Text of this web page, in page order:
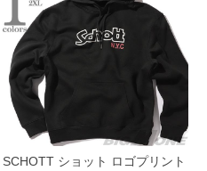
DETAIL
SCHOTT ショット ロゴプリント